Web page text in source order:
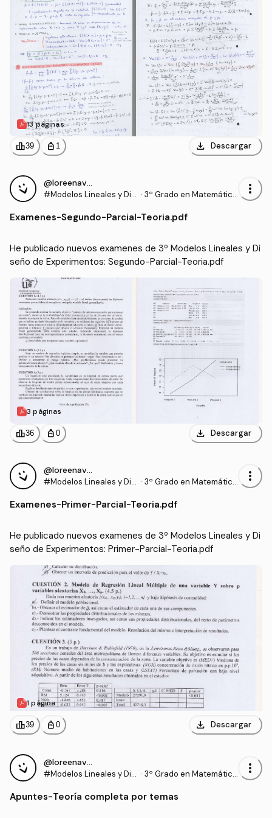
13 páginas
leaderboard39 personal_bag 1 download Descargar
@loreenavillalba
#Modelos Lineales y Dis
· 3º Grado en Matemática
more_vert
Examenes-Segundo-Parcial-Teoria.pdf
He publicado nuevos examenes de 3º Modelos Lineales y Di
seño de Experimentos: Segundo-Parcial-Teoria.pdf
3 páginas
leaderboard36 personal_bag 0 download Descargar
@loreenavillalba
#Modelos Lineales y Dis
· 3º Grado en Matemática
more_vert
Examenes-Primer-Parcial-Teoria.pdf
He publicado nuevos examenes de 3º Modelos Lineales y Di
seño de Experimentos: Primer-Parcial-Teoria.pdf
1 página
leaderboard39 personal_bag 0 download Descargar
@loreenavillalba
#Modelos Lineales y Dis
· 3º Grado en Matemática
more_vert
Apuntes-Teoría completa por temas